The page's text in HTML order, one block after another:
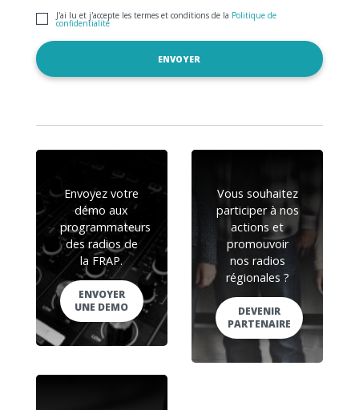
J'ai lu et j'accepte les termes et conditions de la Politique de
confidentialité
Envoyez votre
démo aux
programmateurs
des radios de
la FRAP.
ENVOYER
UNE DEMO
Vous souhaitez
participer à nos
actions et
promouvoir
nos radios
régionales ?
DEVENIR
PARTENAIRE